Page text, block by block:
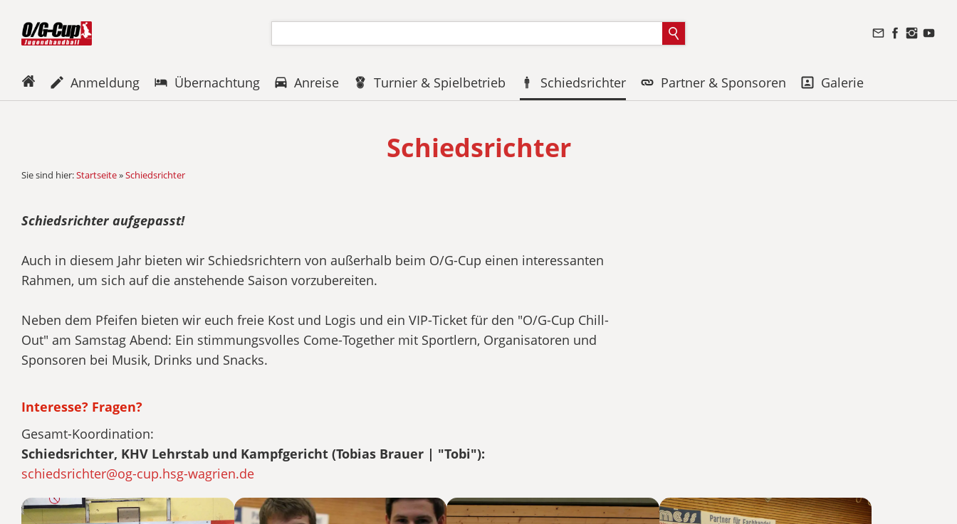
Anmeldung Übernachtung Anreise Turnier & Spielbetrieb Schiedsrichter Partner & Sponsoren Galerie
Schiedsrichter
Sie sind hier:Startseite»Schiedsrichter
Schiedsrichter aufgepasst!
Auch in diesem Jahr bieten wir Schiedsrichtern von außerhalb beim O/G-Cup einen interessanten
Rahmen, um sich auf die anstehende Saison vorzubereiten.
Neben dem Pfeifen bieten wir euch freie Kost und Logis und ein VIP-Ticket für den "O/G-Cup Chill-
Out" am Samstag Abend: Ein stimmungsvolles Come-Together mit Sportlern, Organisatoren und
Sponsoren bei Musik, Drinks und Snacks.
Interesse? Fragen?
Gesamt-Koordination:
Schiedsrichter, KHV Lehrstab und Kampfgericht (Tobias Brauer | "Tobi"):
schiedsrichter@og-cup.hsg-wagrien.de